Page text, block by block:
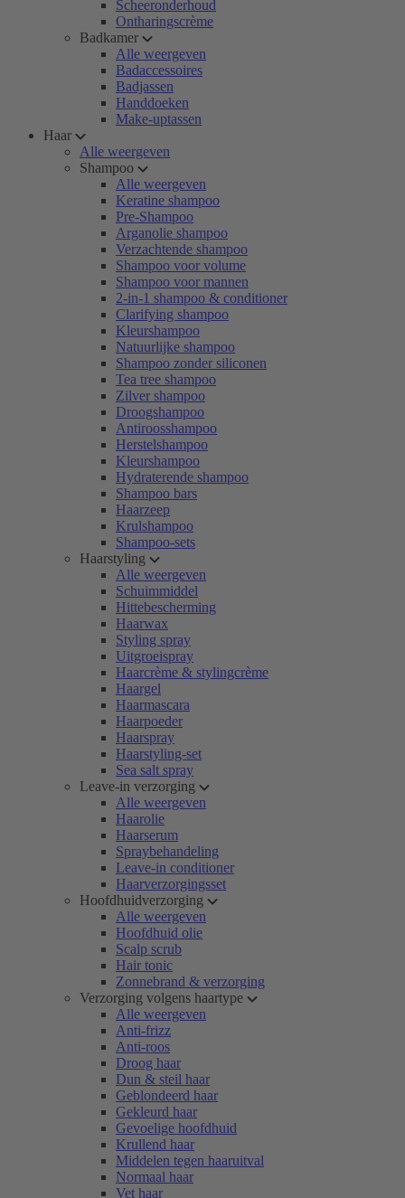
Scheeronderhoud
Ontharingscrème
Badkamer
Alle weergeven
Badaccessoires
Badjassen
Handdoeken
Make-uptassen
Haar
Alle weergeven
Shampoo
Alle weergeven
Keratine shampoo
Pre-Shampoo
Arganolie shampoo
Verzachtende shampoo
Shampoo voor volume
Shampoo voor mannen
2-in-1 shampoo & conditioner
Clarifying shampoo
Kleurshampoo
Natuurlijke shampoo
Shampoo zonder siliconen
Tea tree shampoo
Zilver shampoo
Droogshampoo
Antiroosshampoo
Herstelshampoo
Kleurshampoo
Hydraterende shampoo
Shampoo bars
Haarzeep
Krulshampoo
Shampoo-sets
Haarstyling
Alle weergeven
Schuimmiddel
Hittebescherming
Haarwax
Styling spray
Uitgroeispray
Haarcrème & stylingcrème
Haargel
Haarmascara
Haarpoeder
Haarspray
Haarstyling-set
Sea salt spray
Leave-in verzorging
Alle weergeven
Haarolie
Haarserum
Spraybehandeling
Leave-in conditioner
Haarverzorgingsset
Hoofdhuidverzorging
Alle weergeven
Hoofdhuid olie
Scalp scrub
Hair tonic
Zonnebrand & verzorging
Verzorging volgens haartype
Alle weergeven
Anti-frizz
Anti-roos
Droog haar
Dun & steil haar
Geblondeerd haar
Gekleurd haar
Gevoelige hoofdhuid
Krullend haar
Middelen tegen haaruitval
Normaal haar
Vet haar